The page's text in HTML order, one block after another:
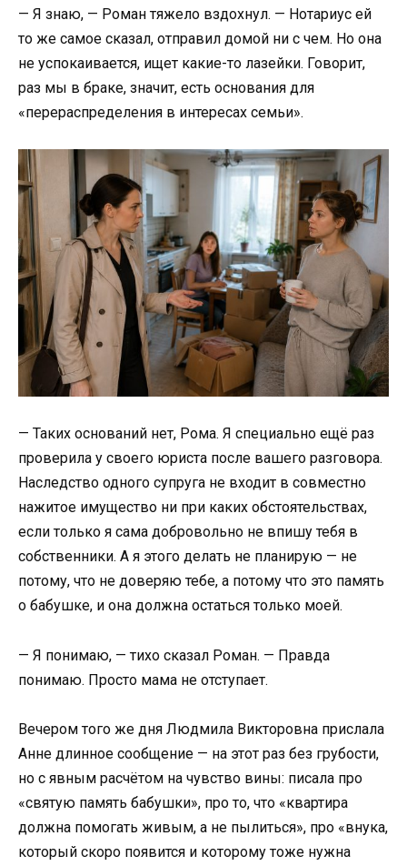
— Я знаю, — Роман тяжело вздохнул. — Нотариус ей
то же самое сказал, отправил домой ни с чем. Но она
не успокаивается, ищет какие-то лазейки. Говорит,
раз мы в браке, значит, есть основания для
«перераспределения в интересах семьи».
— Таких оснований нет, Рома. Я специально ещё раз
проверила у своего юриста после вашего разговора.
Наследство одного супруга не входит в совместно
нажитое имущество ни при каких обстоятельствах,
если только я сама добровольно не впишу тебя в
собственники. А я этого делать не планирую — не
потому, что не доверяю тебе, а потому что это память
о бабушке, и она должна остаться только моей.
— Я понимаю, — тихо сказал Роман. — Правда
понимаю. Просто мама не отступает.
Вечером того же дня Людмила Викторовна прислала
Анне длинное сообщение — на этот раз без грубости,
но с явным расчётом на чувство вины: писала про
«святую память бабушки», про то, что «квартира
должна помогать живым, а не пылиться», про «внука,
который скоро появится и которому тоже нужна